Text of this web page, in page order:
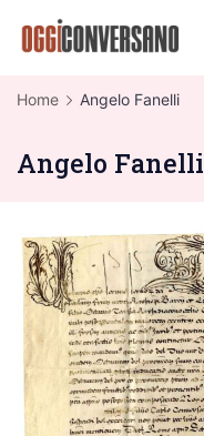
Home Angelo Fanelli
Angelo Fanelli